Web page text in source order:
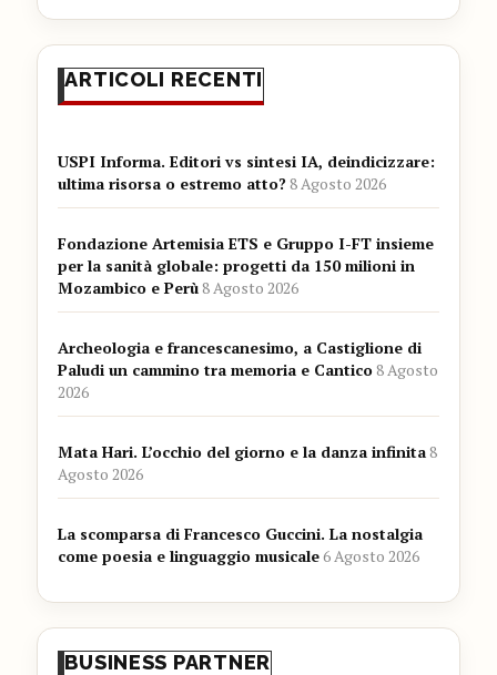
ARTICOLI RECENTI
USPI Informa. Editori vs sintesi IA, deindicizzare:
ultima risorsa o estremo atto?8 Agosto 2026
Fondazione Artemisia ETS e Gruppo I-FT insieme
per la sanità globale: progetti da 150 milioni in
Mozambico e Perù8 Agosto 2026
Archeologia e francescanesimo, a Castiglione di
Paludi un cammino tra memoria e Cantico8 Agosto
2026
Mata Hari. L’occhio del giorno e la danza infinita8
Agosto 2026
La scomparsa di Francesco Guccini. La nostalgia
come poesia e linguaggio musicale6 Agosto 2026
BUSINESS PARTNER